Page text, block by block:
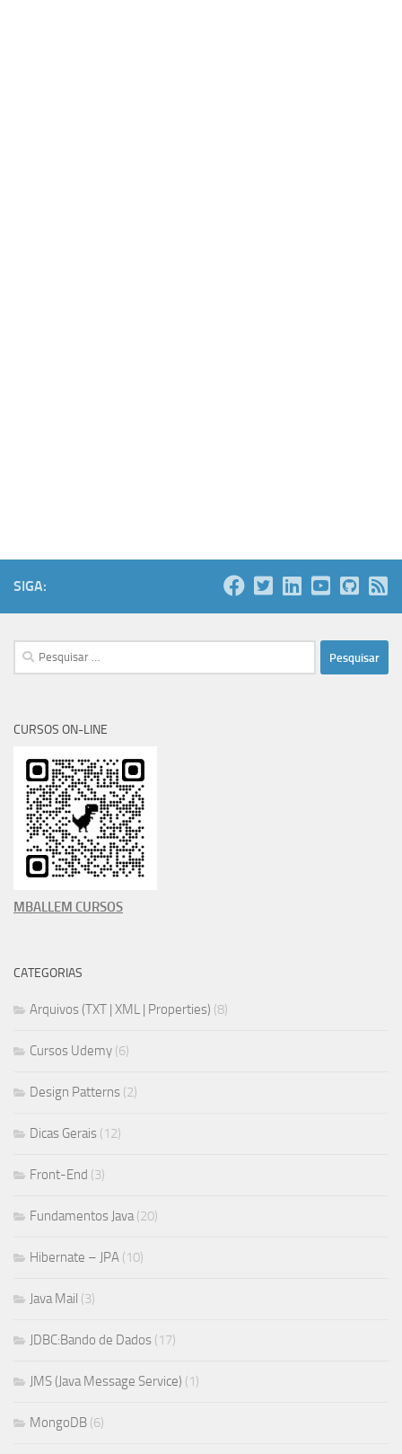
SIGA:
Pesquisar
por:
CURSOS ON-LINE
MBALLEM CURSOS
CATEGORIAS
Arquivos (TXT | XML | Properties) (8)
Cursos Udemy (6)
Design Patterns (2)
Dicas Gerais (12)
Front-End (3)
Fundamentos Java(20)
Hibernate – JPA (10)
Java Mail (3)
JDBC:Bando de Dados (17)
JMS (Java Message Service) (1)
MongoDB (6)